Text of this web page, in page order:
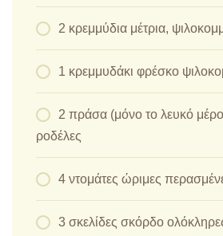
2 κρεμμύδια μέτρια,
1 κρεμμυδάκι φρέσκο
2 πράσα (μόνο το λευκό
ροδέλες
4 ντομάτες ώριμες
3 σκελίδες σκόρδο